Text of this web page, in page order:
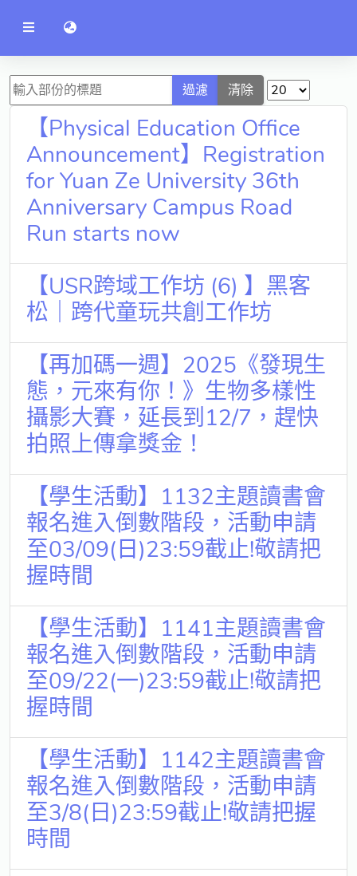
公
告
系
統行政單位
資訊學院
管理學院
人文社社會學院
電機通訊學院
醫護學院
研究中心
通識教學部
獨立學術單位
Version
語言切換 language switch
過濾 清除
【Physical Education Office
Announcement】Registration
for Yuan Ze University 36th
Anniversary Campus Road
Run starts now
【USR跨域工作坊 (6) 】黑客
松｜跨代童玩共創工作坊
【再加碼一週】2025《發現生
態，元來有你！》生物多樣性
攝影大賽，延長到12/7，趕快
拍照上傳拿獎金！
【學生活動】1132主題讀書會
報名進入倒數階段，活動申請
至03/09(日)23:59截止!敬請把
握時間
【學生活動】1141主題讀書會
報名進入倒數階段，活動申請
至09/22(一)23:59截止!敬請把
握時間
【學生活動】1142主題讀書會
報名進入倒數階段，活動申請
至3/8(日)23:59截止!敬請把握
時間